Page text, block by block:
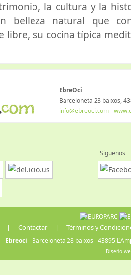
la cultura y la
belleza natural que
libre, su cocina típica
EbreOci
Barceloneta 28 baixos,
info@ebreoci.com-
Siguenos
| Contactar | Términos y
Ebreoci - Barceloneta 28 baixos - 43895
Diseño